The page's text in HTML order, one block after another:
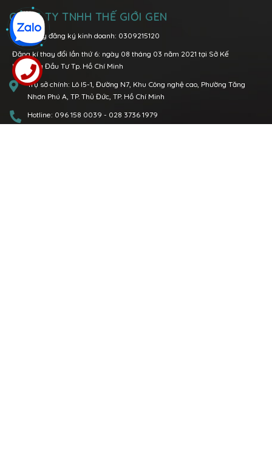
CÔNG TY TNHH THẾ GIỚI GEN
MST/Giấy đăng ký kinh doanh: 0309215120
Đăng kí thay đổi lần thứ 6: ngày 08 tháng 03 năm 2021 tại Sở Kế
Hoạch và Đầu Tư Tp. Hồ Chí Minh
Trụ sở chính: Lô I5-1, Đường N7, Khu Công nghệ cao, Phường Tăng
Nhơn Phú A, TP. Thủ Đức, TP. Hồ Chí Minh
Hotline: 096 158 0039 - 028 3736 1979